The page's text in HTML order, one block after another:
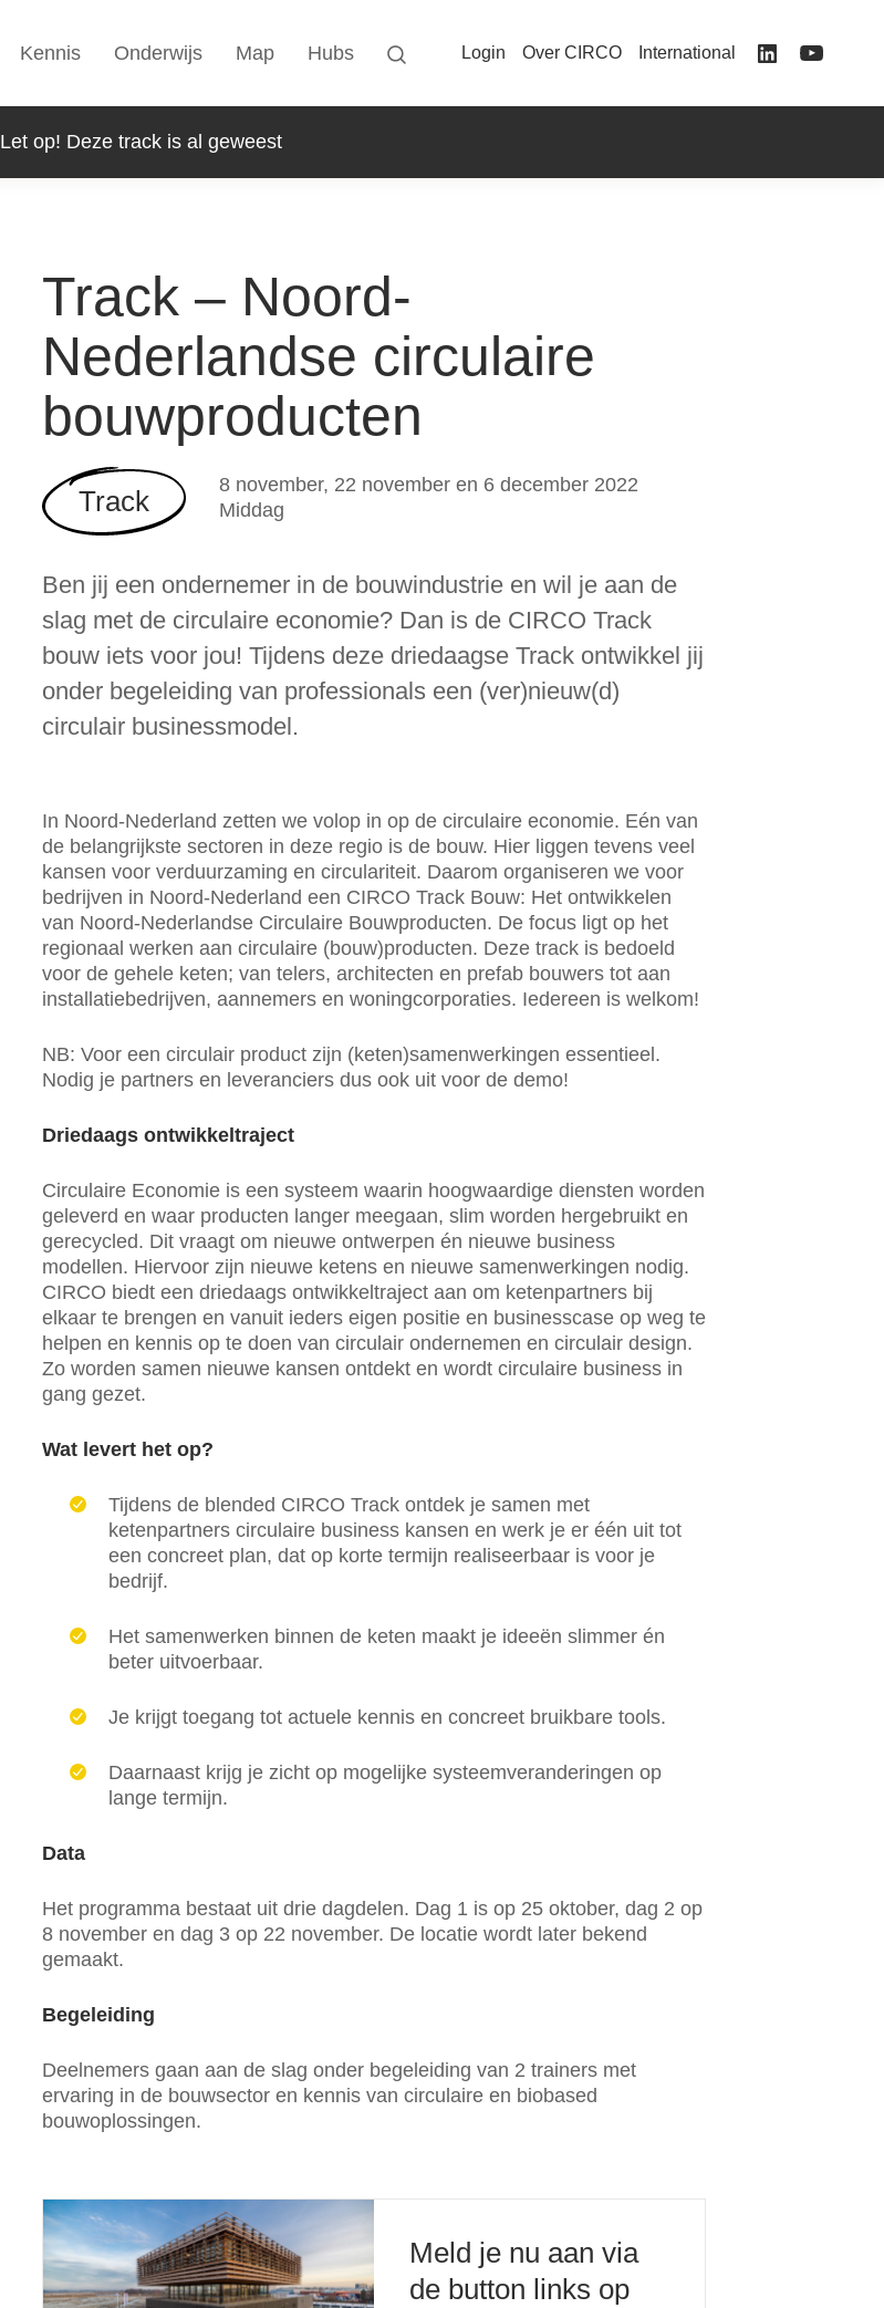
Track – Noord-
Nederlandse circulaire
bouwproducten
Track
8 november, 22 november en 6 december 2022
Middag
Ben jij een ondernemer in de bouwindustrie en wil je aan de
slag met de circulaire economie? Dan is de CIRCO Track
bouw iets voor jou! Tijdens deze driedaagse Track ontwikkel jij
onder begeleiding van professionals een (ver)nieuw(d)
circulair businessmodel.
In Noord-Nederland zetten we volop in op de circulaire economie. Eén van
de belangrijkste sectoren in deze regio is de bouw. Hier liggen tevens veel
kansen voor verduurzaming en circulariteit. Daarom organiseren we voor
bedrijven in Noord-Nederland een CIRCO Track Bouw: Het ontwikkelen
van Noord-Nederlandse Circulaire Bouwproducten. De focus ligt op het
regionaal werken aan circulaire (bouw)producten. Deze track is bedoeld
voor de gehele keten; van telers, architecten en prefab bouwers tot aan
installatiebedrijven, aannemers en woningcorporaties. Iedereen is welkom!
NB: Voor een circulair product zijn (keten)samenwerkingen essentieel.
Nodig je partners en leveranciers dus ook uit voor de demo!
Driedaags ontwikkeltraject
Circulaire Economie is een systeem waarin hoogwaardige diensten worden
geleverd en waar producten langer meegaan, slim worden hergebruikt en
gerecycled. Dit vraagt om nieuwe ontwerpen én nieuwe business
modellen. Hiervoor zijn nieuwe ketens en nieuwe samenwerkingen nodig.
CIRCO biedt een driedaags ontwikkeltraject aan om ketenpartners bij
elkaar te brengen en vanuit ieders eigen positie en businesscase op weg te
helpen en kennis op te doen van circulair ondernemen en circulair design.
Zo worden samen nieuwe kansen ontdekt en wordt circulaire business in
gang gezet.
Wat levert het op?
Tijdens de blended CIRCO Track ontdek je samen met
ketenpartners circulaire business kansen en werk je er één uit tot
een concreet plan, dat op korte termijn realiseerbaar is voor je
bedrijf.
Het samenwerken binnen de keten maakt je ideeën slimmer én
beter uitvoerbaar.
Je krijgt toegang tot actuele kennis en concreet bruikbare tools.
Daarnaast krijg je zicht op mogelijke systeemveranderingen op
lange termijn.
Data
Het programma bestaat uit drie dagdelen. Dag 1 is op 25 oktober, dag 2 op
8 november en dag 3 op 22 november. De locatie wordt later bekend
gemaakt.
Begeleiding
Deelnemers gaan aan de slag onder begeleiding van 2 trainers met
ervaring in de bouwsector en kennis van circulaire en biobased
bouwoplossingen.
Meld je nu aan via
de button links op
Kennis Onderwijs Map Hubs Login Over CIRCO International
Let op! Deze track is al geweest